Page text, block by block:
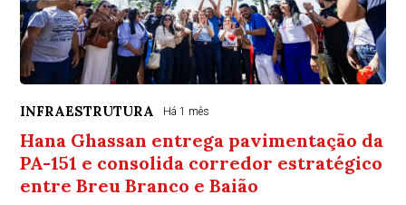
INFRAESTRUTURA Há 1 mês
Hana Ghassan entrega pavimentação da
PA-151 e consolida corredor estratégico
entre Breu Branco e Baião